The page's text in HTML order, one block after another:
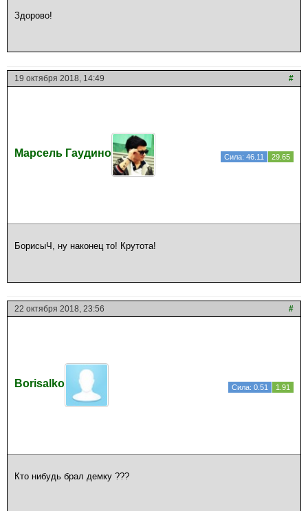
Здорово!
19 октября 2018, 14:49 #
Марсель Гаудино Сила: 46.11 29.65
БорисыЧ, ну наконец то! Крутота!
22 октября 2018, 23:56 #
Borisalko Сила: 0.51 1.91
Кто нибудь брал демку ???